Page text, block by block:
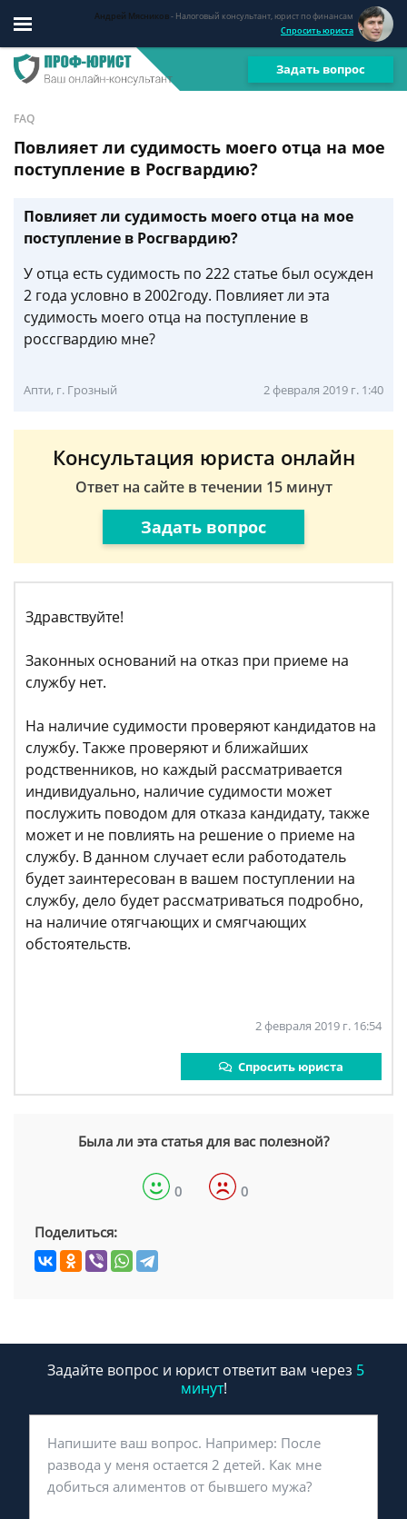
Андрей Мясников- Налоговый консультант, юрист по финансам
Спросить юриста
Задать вопрос
FAQ
Повлияет ли судимость моего отца на мое
поступление в Росгвардию?
Повлияет ли судимость моего отца на мое
поступление в Росгвардию?
У отца есть судимость по 222 статье был осужден
2 года условно в 2002году. Повлияет ли эта
судимость моего отца на поступление в
россгвардию мне?
Апти, г. Грозный 2 февраля 2019 г. 1:40
Консультация юриста онлайн
Ответ на сайте в течении 15 минут
Задать вопрос
Здравствуйте!
Законных оснований на отказ при приеме на
службу нет.
На наличие судимости проверяют кандидатов на
службу. Также проверяют и ближайших
родственников, но каждый рассматривается
индивидуально, наличие судимости может
послужить поводом для отказа кандидату, также
может и не повлиять на решение о приеме на
службу. В данном случает если работодатель
будет заинтересован в вашем поступлении на
службу, дело будет рассматриваться подробно,
на наличие отягчающих и смягчающих
обстоятельств.
2 февраля 2019 г. 16:54
Спросить юриста
Была ли эта статья для вас полезной?
0 0
Поделиться:
Задайте вопрос и юрист ответит вам через 5
минут!